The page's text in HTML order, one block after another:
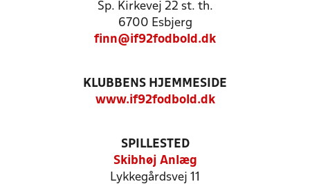
Sp. Kirkevej 22 st. th.
6700 Esbjerg
finn@if92fodbold.dk
KLUBBENS HJEMMESIDE
www.if92fodbold.dk
SPILLESTED
Skibhøj Anlæg
Lykkegårdsvej 11